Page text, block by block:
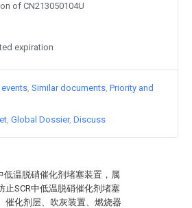
低温脱硝催化剂堵塞装置，属
止SCR中低温脱硝催化剂堵塞
催化剂层、吹灰装置、燃烧器
of CN213050104U
expiration
Similar documents Priority and
Global Dossier Discuss